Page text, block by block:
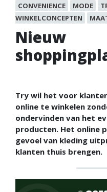
CONVENIENCE
MODE
WINKELCONCEPTEN
Nieuw
Try wil het voor
online te winkelen
ondervinden van het
producten. Het online
gevoel van kleding
klanten thuis brengen.